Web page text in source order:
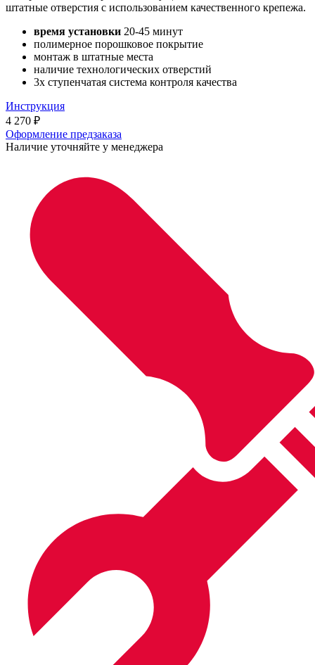
штатные отверстия с использованием качественного крепежа.
время установки 20-45 минут
полимерное порошковое покрытие
монтаж в штатные места
наличие технологических отверстий
3х ступенчатая система контроля качества
Инструкция
4 270 ₽
Оформление предзаказа
Наличие уточняйте у менеджера